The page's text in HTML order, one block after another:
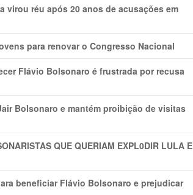
virou réu após 20 anos de acusações em
para renovar o Congresso Nacional
Flávio Bolsonaro é frustrada por recusa
Bolsonaro e mantém proibição de visitas
QUE QUERIAM EXPL0DlR LULA E
beneficiar Flávio Bolsonaro e prejudicar